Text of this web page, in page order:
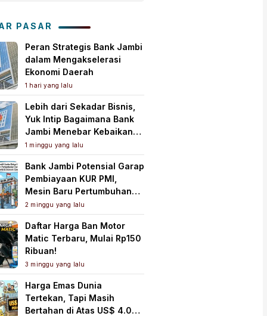
Tanah Air
PASAR
Peran Strategis Bank Jambi
dalam Mengakselerasi
Ekonomi Daerah
1 hari yang lalu
Lebih dari Sekadar Bisnis,
Yuk Intip Bagaimana Bank
Jambi Menebar Kebaikan
untuk Masyarakat!
1 minggu yang lalu
Bank Jambi Potensial Garap
Pembiayaan KUR PMI,
Mesin Baru Pertumbuhan
Ekonomi Daerah
2 minggu yang lalu
Daftar Harga Ban Motor
Matic Terbaru, Mulai Rp150
Ribuan!
3 minggu yang lalu
Harga Emas Dunia
Tertekan, Tapi Masih
Bertahan di Atas US$ 4.000